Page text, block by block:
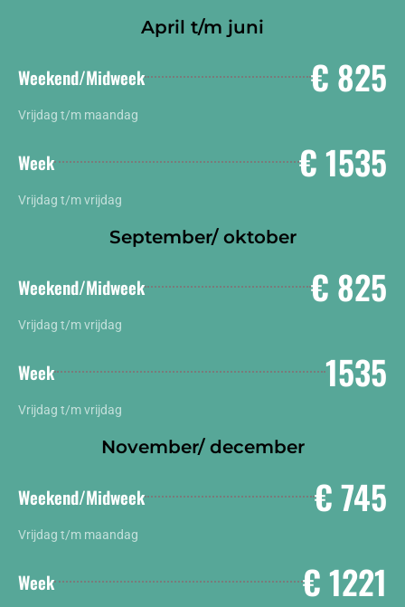
April t/m juni
Weekend/Midweek € 825
Vrijdag t/m maandag
Week € 1535
Vrijdag t/m vrijdag
September/ oktober
Weekend/Midweek € 825
Vrijdag t/m vrijdag
Week 1535
Vrijdag t/m vrijdag
November/ december
Weekend/Midweek € 745
Vrijdag t/m maandag
Week € 1221